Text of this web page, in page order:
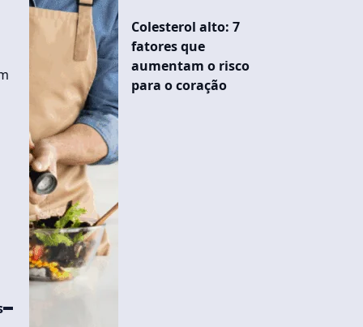
Colesterol alto: 7
fatores que
aumentam o risco
para o coração